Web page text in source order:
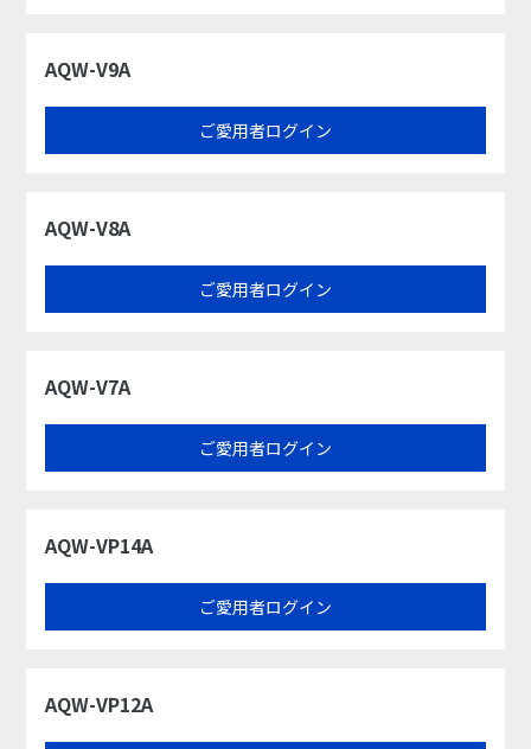
AQW-V9A
ご愛用者ログイン
AQW-V8A
ご愛用者ログイン
AQW-V7A
ご愛用者ログイン
AQW-VP14A
ご愛用者ログイン
AQW-VP12A